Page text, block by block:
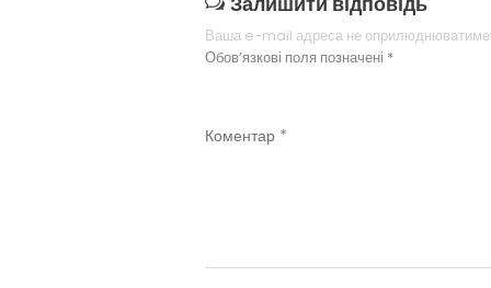
Ваша e-mail адреса не
Обов’язкові поля позначені *
Коментар *